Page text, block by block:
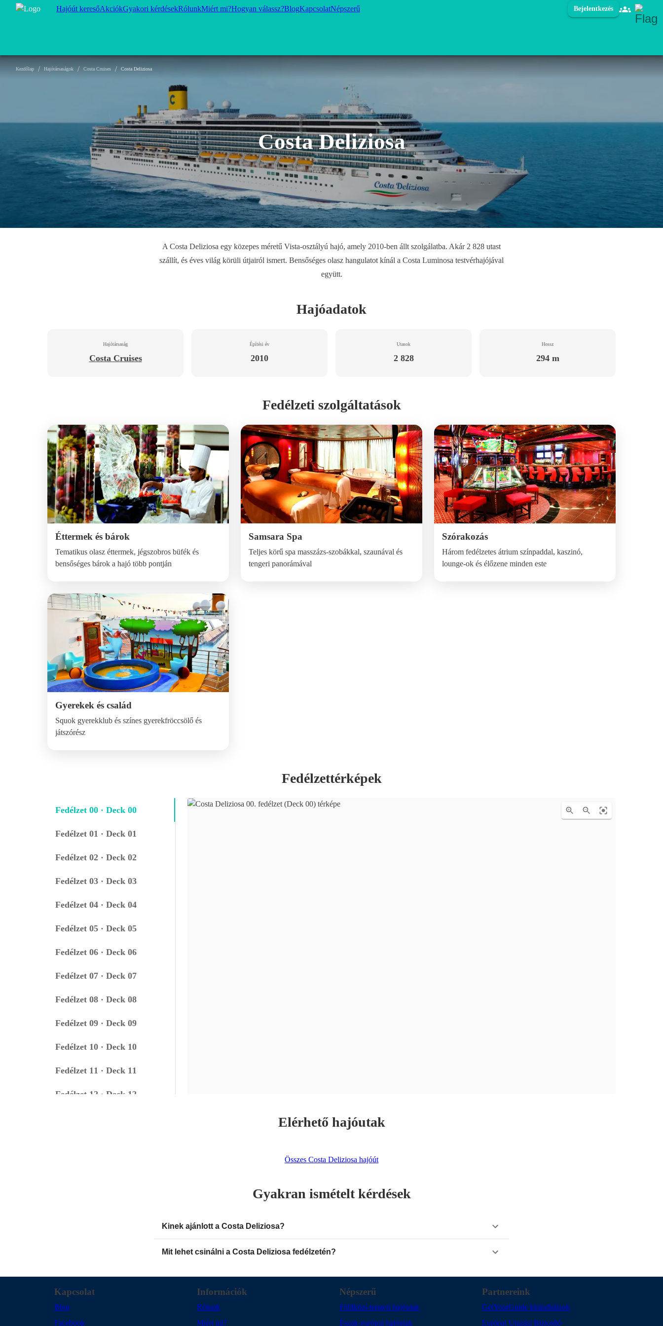
Hajóút keresőAkciókGyakori kérdésekRólunkMiért mi?Hogyan válassz?BlogKapcsolatNépszerű Bejelentkezés
Costa Deliziosa
Kezdőlap / Hajótársaságok / Costa Cruises / Costa Deliziosa
A Costa Deliziosa egy közepes méretű Vista-osztályú hajó, amely 2010-ben állt szolgálatba. Akár 2 828 utast
szállít, és éves világ körüli útjairól ismert. Bensőséges olasz hangulatot kínál a Costa Luminosa testvérhajójával
együtt.
Hajóadatok
Hajótársaság
Costa Cruises
Építési év
2010
Utasok
2 828
Hossz
294 m
Fedélzeti szolgáltatások
Éttermek és bárok
Tematikus olasz éttermek, jégszobros büfék és
bensőséges bárok a hajó több pontján
Samsara Spa
Teljes körű spa masszázs-szobákkal, szaunával és
tengeri panorámával
Szórakozás
Három fedélzetes átrium színpaddal, kaszinó,
lounge-ok és élőzene minden este
Gyerekek és család
Squok gyerekklub és színes gyerekfröccsölő és
játszórész
Fedélzettérképek
Fedélzet 00 · Deck 00
Fedélzet 01 · Deck 01
Fedélzet 02 · Deck 02
Fedélzet 03 · Deck 03
Fedélzet 04 · Deck 04
Fedélzet 05 · Deck 05
Fedélzet 06 · Deck 06
Fedélzet 07 · Deck 07
Fedélzet 08 · Deck 08
Fedélzet 09 · Deck 09
Fedélzet 10 · Deck 10
Fedélzet 11 · Deck 11
Fedélzet 12 · Deck 12
Elérhető hajóutak
Összes Costa Deliziosa hajóút
Gyakran ismételt kérdések
Kinek ajánlott a Costa Deliziosa?
Mit lehet csinálni a Costa Deliziosa fedélzetén?
Kapcsolat
Blog
Facebook
Információk
Rólunk
Miért mi?
Népszerű
Földközi-tengeri hajóutak
Észak-európai hajóutak
Partnereink
GetYourGuide kirándulások
Európai Utazási Biztosító